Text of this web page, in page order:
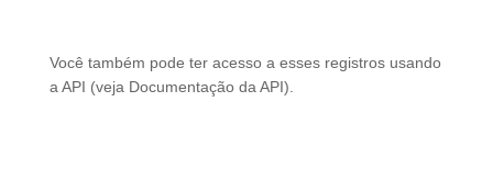
Você também pode ter acesso a esses registros usando
a API (veja Documentação da API ).